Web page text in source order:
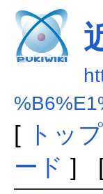
[ トップ
ード ]